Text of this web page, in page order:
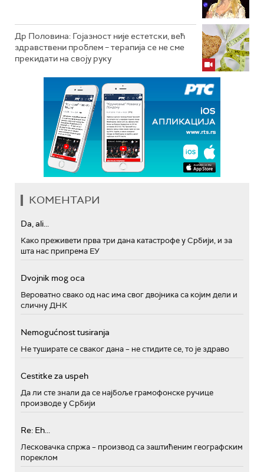
Др Половина: Гојазност није естетски, већ
здравствени проблем – терапија се не сме
прекидати на своју руку
КОМЕНТАРИ
Da, ali...
Како преживети прва три дана катастрофе у Србији, и за
шта нас припрема ЕУ
Dvojnik mog oca
Вероватно свако од нас има свог двојника са којим дели и
сличну ДНК
Nemogućnost tusiranja
Не туширате се сваког дана – не стидите се, то је здраво
Cestitke za uspeh
Да ли сте знали да се најбоље грамофонске ручице
производе у Србији
Re: Eh...
Лесковачка спржа – производ са заштићеним географским
пореклом